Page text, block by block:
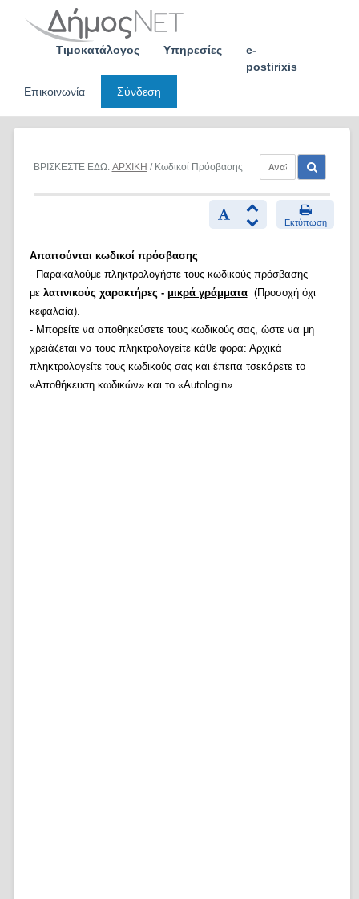
Τιμοκατάλογος Υπηρεσίες
e-
postirixis
Επικοινωνία
Σύνδεση
ΒΡΙΣΚΕΣΤΕ ΕΔΩ: ΑΡΧΙΚΗ / Κωδικοί Πρόσβασης
Εκτύπωση
Απαιτούνται κωδικοί πρόσβασης
- Παρακαλούμε πληκτρολογήστε τους κωδικούς πρόσβασης
με λατινικούς χαρακτήρες - μικρά γράμματα(Προσοχή όχι
κεφαλαία).
- Μπορείτε να αποθηκεύσετε τους κωδικούς σας, ώστε να μη
χρειάζεται να τους πληκτρολογείτε κάθε φορά: Αρχικά
πληκτρολογείτε τους κωδικούς σας και έπειτα τσεκάρετε το
«Αποθήκευση κωδικών» και το «Autologin».